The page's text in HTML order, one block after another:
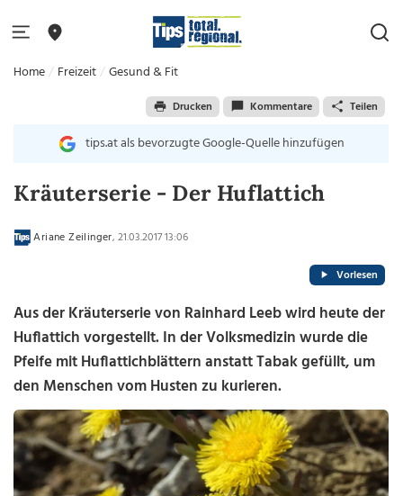
Home Freizeit Gesund & Fit
Drucken Kommentare Teilen
tips.at als bevorzugte Google-Quelle hinzufügen
Kräuterserie - Der Huflattich
Ariane Zeilinger, 21.03.2017 13:06
Vorlesen
Aus der Kräuterserie von Rainhard Leeb wird heute der
Huflattich vorgestellt. In der Volksmedizin wurde die
Pfeife mit Huflattichblättern anstatt Tabak gefüllt, um
den Menschen vom Husten zu kurieren.